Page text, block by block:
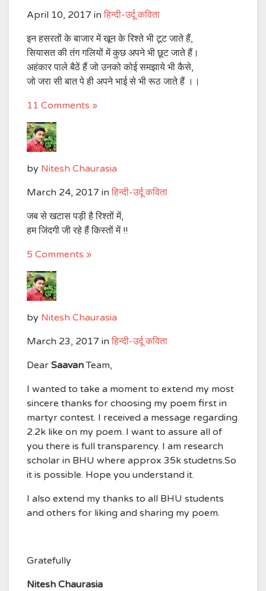
April 10, 2017 in हिन्दी-उर्दू कविता
इन हसरतों के बाजार में खून के रिश्ते भी टूट जाते हैं,
सियासत की तंग गलियों में कुछ अपने भी छूट जाते हैं।
अहंकार पाले बैठें हैं जो उनको कोई समझाये भी कैसे,
जो जरा सी बात पे ही अपने भाई से भी रूठ जाते हैं ।।
11 Comments »
by Nitesh Chaurasia
March 24, 2017 in हिन्दी-उर्दू कविता
जब से खटास पड़ी है रिश्तों में,
हम जिंदगी जी रहे हैं किस्तों में !!
5 Comments »
by Nitesh Chaurasia
March 23, 2017 in हिन्दी-उर्दू कविता
Dear SaavanTeam,
I wanted to take a moment to extend my most
sincere thanks for choosing my poem first in
martyr contest. I received a message regarding
2.2k like on my poem. I want to assure all of
you there is full transparency. I am research
scholar in BHU where approx 35k studetns.So
it is possible. Hope you understand it.
I also extend my thanks to all BHU students
and others for liking and sharing my poem.
Gratefully
Nitesh Chaurasia